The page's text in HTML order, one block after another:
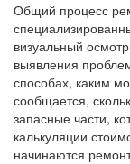
Общий процесс
визуальный
выявления
способах, каким
сообщается,
запасные части,
калькуляции
начинаются